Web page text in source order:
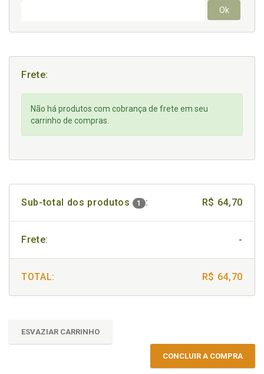
Ok
Frete:
Não há produtos com cobrança de frete em seu
carrinho de compras.
Sub-total dos produtos 1 : R$ 64,70
Frete: -
TOTAL: R$ 64,70
ESVAZIAR CARRINHO
CONCLUIR A COMPRA